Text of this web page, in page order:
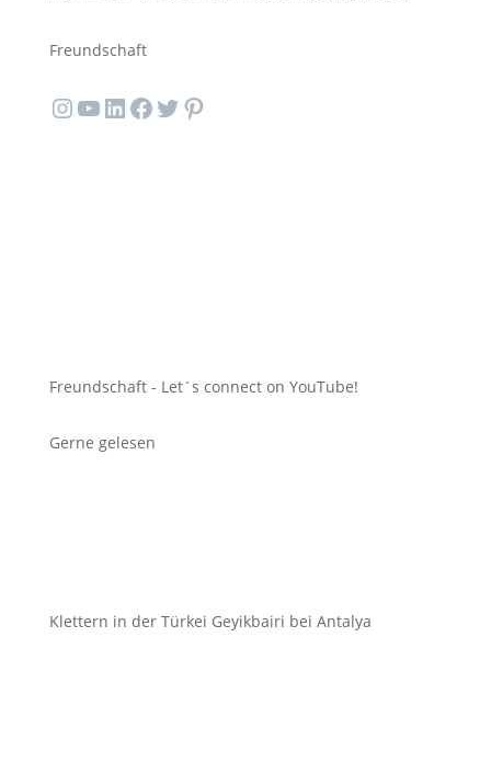
Freundschaft
Instagram
YouTube
LinkedIn
Facebook
Twitter
Pinterest
Freundschaft - Let´s connect on YouTube!
Gerne gelesen
Klettern in der Türkei Geyikbairi bei Antalya